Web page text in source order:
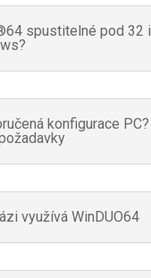
spustitelné pod 32 i
konfigurace PC?
využívá WinDUO64